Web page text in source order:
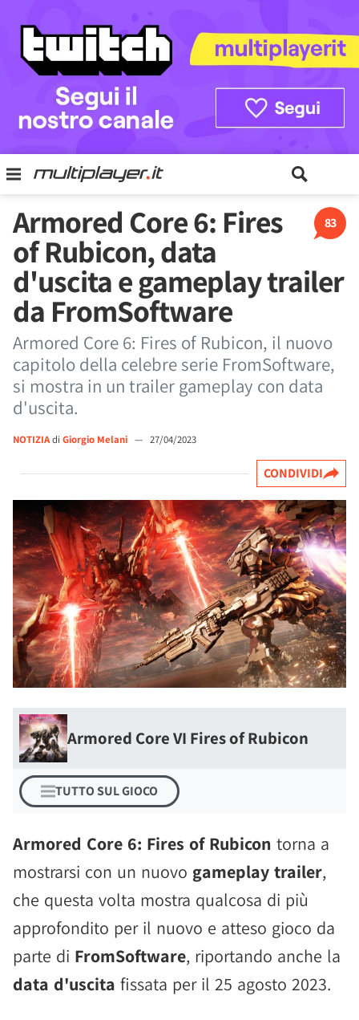
83
Armored Core 6: Fires
of Rubicon, data
d'uscita e gameplay trailer
da FromSoftware
Armored Core 6: Fires of Rubicon, il nuovo
capitolo della celebre serie FromSoftware,
si mostra in un trailer gameplay con data
d'uscita.
NOTIZIAdi Giorgio Melani — 27/04/2023
CONDIVIDI
Armored Core VI Fires of Rubicon
TUTTO SUL GIOCO
Armored Core 6: Fires of Rubicon torna a
mostrarsi con un nuovo gameplay trailer,
che questa volta mostra qualcosa di più
approfondito per il nuovo e atteso gioco da
parte di FromSoftware, riportando anche la
data d'uscita fissata per il 25 agosto 2023.